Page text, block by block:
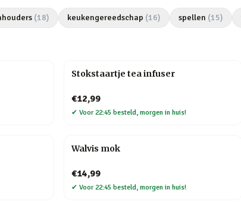
(18) keukengereedschap (16) spellen (15)
Stokstaartje tea infuser
€12,99
✔ Voor 22:45 besteld, morgen in huis!
Walvis mok
€14,99
✔ Voor 22:45 besteld, morgen in huis!